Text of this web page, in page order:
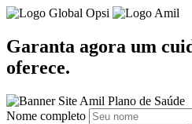
Garanta agora um
oferece.
Nome completo